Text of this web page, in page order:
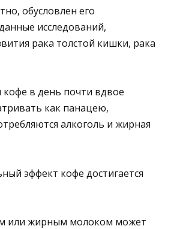
обусловлен его
исследований,
рака толстой кишки, рака
в день почти вдвое
как панацею,
алкоголь и жирная
эффект кофе достигается
или жирным молоком может